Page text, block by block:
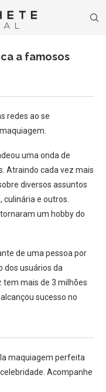
a famosos
redes ao se
uma onda de
Atraindo cada vez mais
diversos assuntos
e outros.
um hobby do
de uma pessoa por
dos usuários da
tem mais de 3 milhões
sucesso no
maquiagem perfeita
Acompanhe